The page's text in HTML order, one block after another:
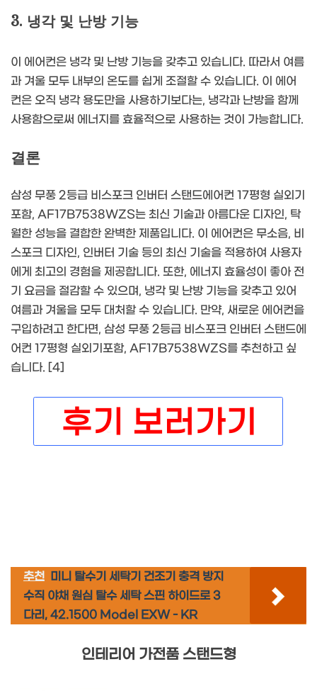
3. 냉각 및 난방 기능
이 에어컨은 냉각 및 난방 기능을 갖추고 있습니다. 따라서 여름
과 겨울 모두 내부의 온도를 쉽게 조절할 수 있습니다. 이 에어
컨은 오직 냉각 용도만을 사용하기보다는, 냉각과 난방을 함께
사용함으로써 에너지를 효율적으로 사용하는 것이 가능합니다.
결론
삼성 무풍 2등급 비스포크 인버터 스탠드에어컨 17평형 실외기
포함, AF17B7538WZS는 최신 기술과 아름다운 디자인, 탁
월한 성능을 결합한 완벽한 제품입니다. 이 에어컨은 무소음, 비
스포크 디자인, 인버터 기술 등의 최신 기술을 적용하여 사용자
에게 최고의 경험을 제공합니다. 또한, 에너지 효율성이 좋아 전
기 요금을 절감할 수 있으며, 냉각 및 난방 기능을 갖추고 있어
여름과 겨울을 모두 대처할 수 있습니다. 만약, 새로운 에어컨을
구입하려고 한다면, 삼성 무풍 2등급 비스포크 인버터 스탠드에
어컨 17평형 실외기포함, AF17B7538WZS를 추천하고 싶
습니다. [4]
추천 미니 탈수기 세탁기 건조기 충격 방지
수직 야채 원심 탈수 세탁 스핀 하이드로 3
다리, 42.1500 Model EXW - KR
인테리어 가전품 스탠드형